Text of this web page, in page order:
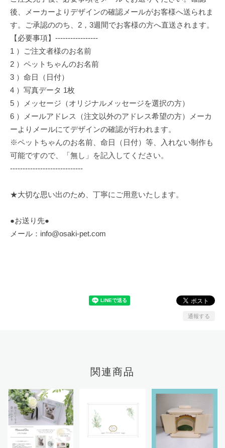
後、メーカーよりデザインの確認メールがお客様へ送られま
す。ご承認ののち、2，3週間でお客様の方へ直送されます。
【必要事項】-----------------
1 ）ご注文者様のお名前
2 ）ペットちゃんのお名前
3 ）命日（日付）
4 ）写真データ 1枚
5 ）メッセージ（オリジナルメッセージを選択の方）
6 ）メールアドレス（注文以外のアドレス希望の方）メーカ
ーよりメールにてデザインの確認が行われます。
※ペットちゃんのお名前、命日（日付）等、入れない制作も
可能ですので、「無し」を記入してください。
-----------------------------
★大切な思い出のため、丁寧にご用意いたします。
●お送り先●
メール： info@osaki-pet.com
通報する
関連商品